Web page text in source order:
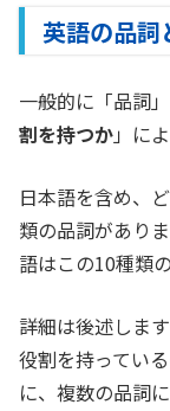
英語の品詞
一般的に「品詞
割を持つか」に
日本語を含め、
類の品詞があり
語はこの10種類
詳細は後述しま
役割を持ってい
に、複数の品詞